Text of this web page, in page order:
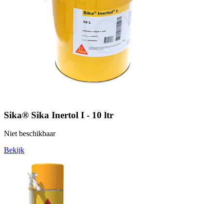
Sika® Sika Inertol I - 10 ltr
Niet beschikbaar
Bekijk